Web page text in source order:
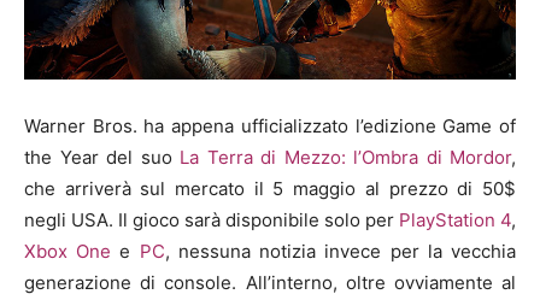
Warner Bros. ha appena ufficializzato l’edizione Game of
the Year del suo La Terra di Mezzo: l’Ombra di Mordor,
che arriverà sul mercato il 5 maggio al prezzo di 50$
negli USA. Il gioco sarà disponibile solo per PlayStation 4,
Xbox One e PC, nessuna notizia invece per la vecchia
generazione di console. All’interno, oltre ovviamente al